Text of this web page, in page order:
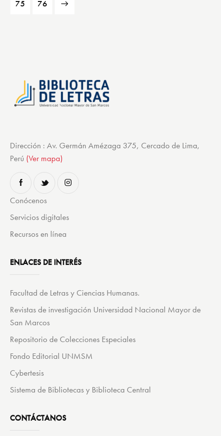
75 76
→
Dirección : Av. Germán Amézaga 375, Cercado de Lima,
Perú (Ver mapa)
Conócenos
Servicios digitales
Recursos en línea
ENLACES DE INTERÉS
Facultad de Letras y Ciencias Humanas.
Revistas de investigación Universidad Nacional Mayor de
San Marcos
Repositorio de Colecciones Especiales
Fondo Editorial UNMSM
Cybertesis
Sistema de Bibliotecas y Biblioteca Central
CONTÁCTANOS